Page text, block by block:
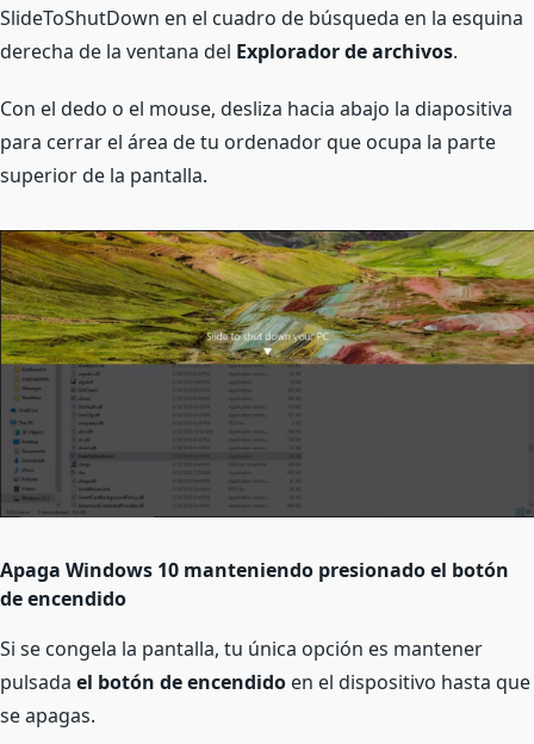
SlideToShutDown en el cuadro de búsqueda en la esquina
derecha de la ventana del Explorador de archivos.
Con el dedo o el mouse, desliza hacia abajo la diapositiva
para cerrar el área de tu ordenador que ocupa la parte
superior de la pantalla.
Apaga Windows 10 manteniendo presionado el botón
de encendido
Si se congela la pantalla, tu única opción es mantener
pulsada el botón de encendido en el dispositivo hasta que
se apagas.